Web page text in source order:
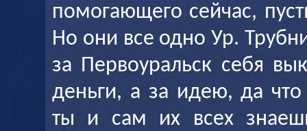
помогающего сейчас,
Но они все одно Ур.
за Первоуральск себя
деньги, а за идею, да
ты и сам их всех